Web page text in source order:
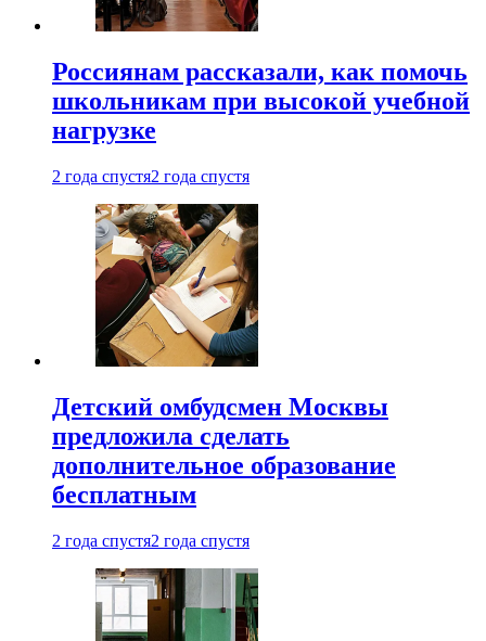
Россиянам рассказали, как помочь
школьникам при высокой учебной
нагрузке
2 года спустя2 года спустя
Детский омбудсмен Москвы
предложила сделать
дополнительное образование
бесплатным
2 года спустя2 года спустя